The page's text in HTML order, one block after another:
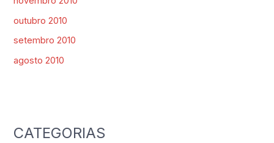
outubro 2010
setembro 2010
agosto 2010
CATEGORIAS